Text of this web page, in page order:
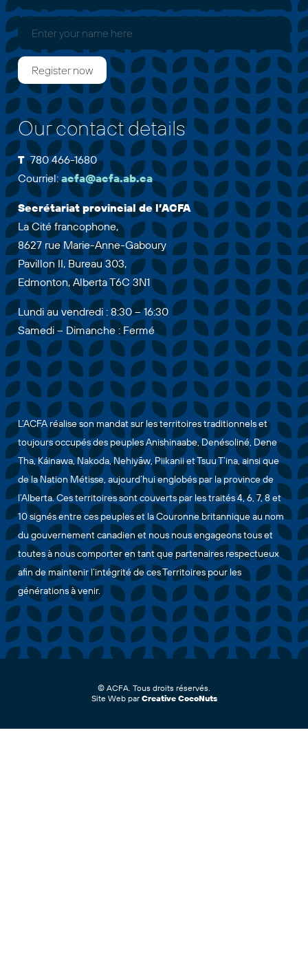
Our contact details
T780 466-1680
Courriel:acfa@acfa.ab.ca
Secrétariat provincial de l’ACFA
La Cité francophone,
8627 rue Marie-Anne-Gaboury
Pavillon II, Bureau 303,
Edmonton, Alberta T6C 3N1
Lundi au vendredi : 8:30 – 16:30
Samedi – Dimanche : Fermé
L’ACFA réalise son mandat sur les territoires traditionnels et
toujours occupés des peuples Anishinaabe, Denésoliné, Dene
Tha, Káinawa, Nakoda, Nehiyāw, Piikanii et Tsuu T’ina, ainsi que
de la Nation Métisse, aujourd’hui englobés par la province de
l’Alberta. Ces territoires sont couverts par les traités 4, 6, 7, 8 et
10 signés entre ces peuples et la Couronne britannique au nom
du gouvernement canadien et nous nous engageons tous et
toutes à nous comporter en tant que partenaires respectueux
afin de maintenir l’intégrité de ces Territoires pour les
générations à venir.
© ACFA. Tous droits réservés.
Site Web par Creative CocoNuts